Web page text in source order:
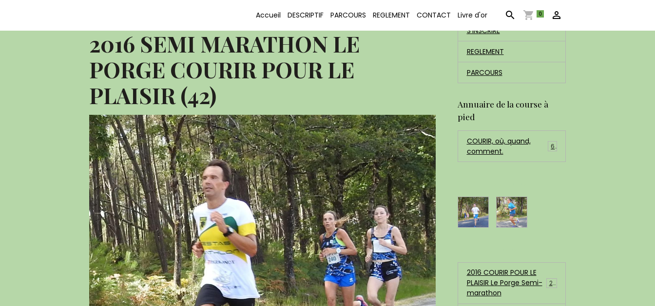
Accueil DESCRIPTIF PARCOURS REGLEMENT CONTACT Livre d'or 0
2016 COURIR POUR LE PLAISIR Le Porge Semi-marathon
2016 SEMI MARATHON LE PORGE COURIR POUR LE PLAISIR (42)
2016 SEMI MARATHON LE
PORGE COURIR POUR LE
PLAISIR (42)
S'INSCRIRE
REGLEMENT
PARCOURS
Annuaire de la course à
pied
COURIR, où, quand,
comment.
6
2016 COURIR POUR LE
PLAISIR Le Porge Semi-
marathon
200